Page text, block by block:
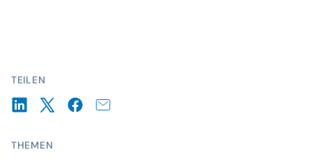
TEILEN
THEMEN